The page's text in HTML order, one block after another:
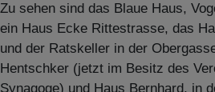
Zu sehen sind das Blaue Haus,
ein Haus Ecke Rittestrasse, das
und der Ratskeller in der
Hentschker (jetzt im Besitz des
Synagoge) und Haus Bernhard, in